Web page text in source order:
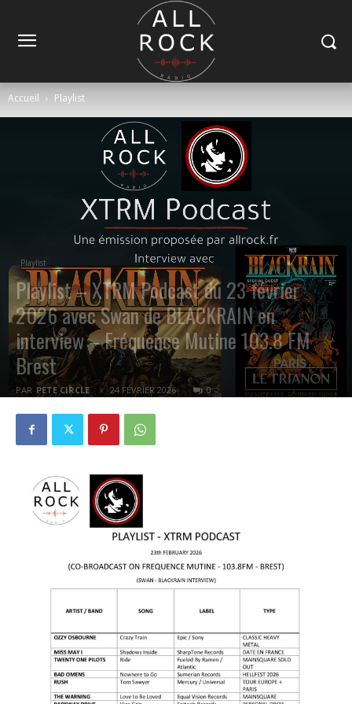
Accueil Playlist
Playlist
Playlist – XTRM Podcast du 23 février
2026 avec Swan de BLACKRAIN en
interview – Fréquence Mutine 103.8 FM
Brest
PAR PETE CIRCLE 24 FÉVRIER 2026 0